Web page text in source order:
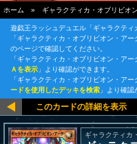
ホーム » ギャラクティカ・オブリビオ
遊戯王ラッシュデュエル「ギャラクティ
「ギャラクティカ・オブリビオン・ア
のページで確認してください。
「ギャラクティカ・オブリビオン・ア
Ａを表示 」より確認ができます。
「ギャラクティカ・オブリビオン・ア
ードを使用したデッキを検索 」より確認
ギャラクティカ